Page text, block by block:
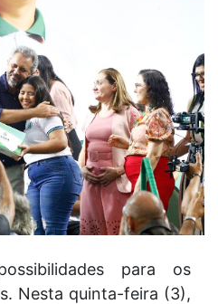
para os
Nesta quinta-feira (3),